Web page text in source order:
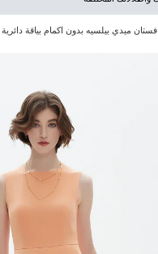
فستان ميدي بيلسيه بدون اكمام بياقة دائرية